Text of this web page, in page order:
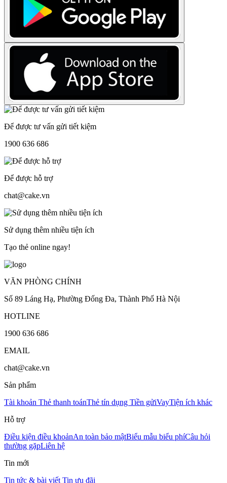
Để được tư vấn gửi tiết kiệm
1900 636 686
Để được hỗ trợ
chat@cake.vn
Sử dụng thêm nhiều tiện ích
Tạo thẻ online ngay!
VĂN PHÒNG CHÍNH
Số 89 Láng Hạ, Phường Đống Đa, Thành Phố Hà Nội
HOTLINE
1900 636 686
EMAIL
chat@cake.vn
Sản phẩm
Tài khoản Thẻ thanh toánThẻ tín dụng Tiền gửiVayTiện ích khác
Hỗ trợ
Điều kiện điều khoảnAn toàn bảo mậtBiểu mẫu biểu phíCâu hỏi
thường gặpLiên hệ
Tin mới
Tin tức & bài viết Tin ưu đãi